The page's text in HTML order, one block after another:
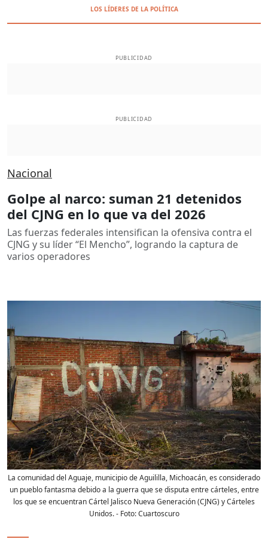
LOS LÍDERES DE LA POLÍTICA
PUBLICIDAD
PUBLICIDAD
Nacional
Golpe al narco: suman 21 detenidos
del CJNG en lo que va del 2026
Las fuerzas federales intensifican la ofensiva contra el
CJNG y su líder “El Mencho”, logrando la captura de
varios operadores
La comunidad del Aguaje, municipio de Aguililla, Michoacán, es considerado
un pueblo fantasma debido a la guerra que se disputa entre cárteles, entre
los que se encuentran Cártel Jalisco Nueva Generación (CJNG) y Cárteles
Unidos.- Foto:Cuartoscuro